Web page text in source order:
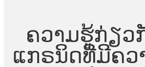
ຄວາມຮູ້ກ່ຽວ
ແກຣນິດທີ່ມີຄວ